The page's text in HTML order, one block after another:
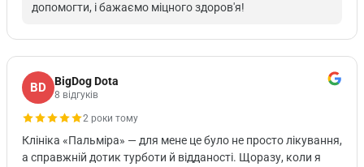
допомогти, і бажаємо міцного здоров'я!
BD BigDog Dota
8 відгуків
2 роки тому
Клініка «Пальміра» — для мене це було не просто лікування,
а справжній дотик турботи й відданості. Щоразу, коли я